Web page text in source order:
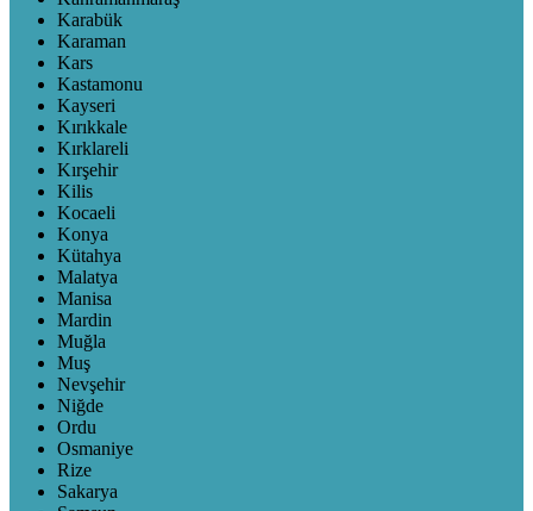
Karabük
Karaman
Kars
Kastamonu
Kayseri
Kırıkkale
Kırklareli
Kırşehir
Kilis
Kocaeli
Konya
Kütahya
Malatya
Manisa
Mardin
Muğla
Muş
Nevşehir
Niğde
Ordu
Osmaniye
Rize
Sakarya